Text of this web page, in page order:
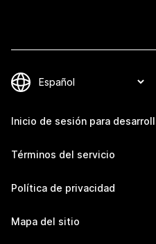
Inicio de sesión para
Términos del servicio
Política de privacidad
Mapa del sitio